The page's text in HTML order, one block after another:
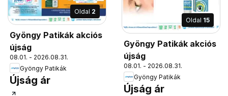
Oldal 2
Gyöngy Patikák akciós
újság
08.01. - 2026.08.31.
Gyöngy Patikák
Újság ár
Oldal 15
Gyöngy Patikák akciós
újság
08.01. - 2026.08.31.
Gyöngy Patikák
Újság ár